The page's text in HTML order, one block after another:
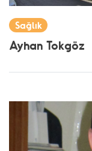
Sağlık
Ayhan Tokgöz